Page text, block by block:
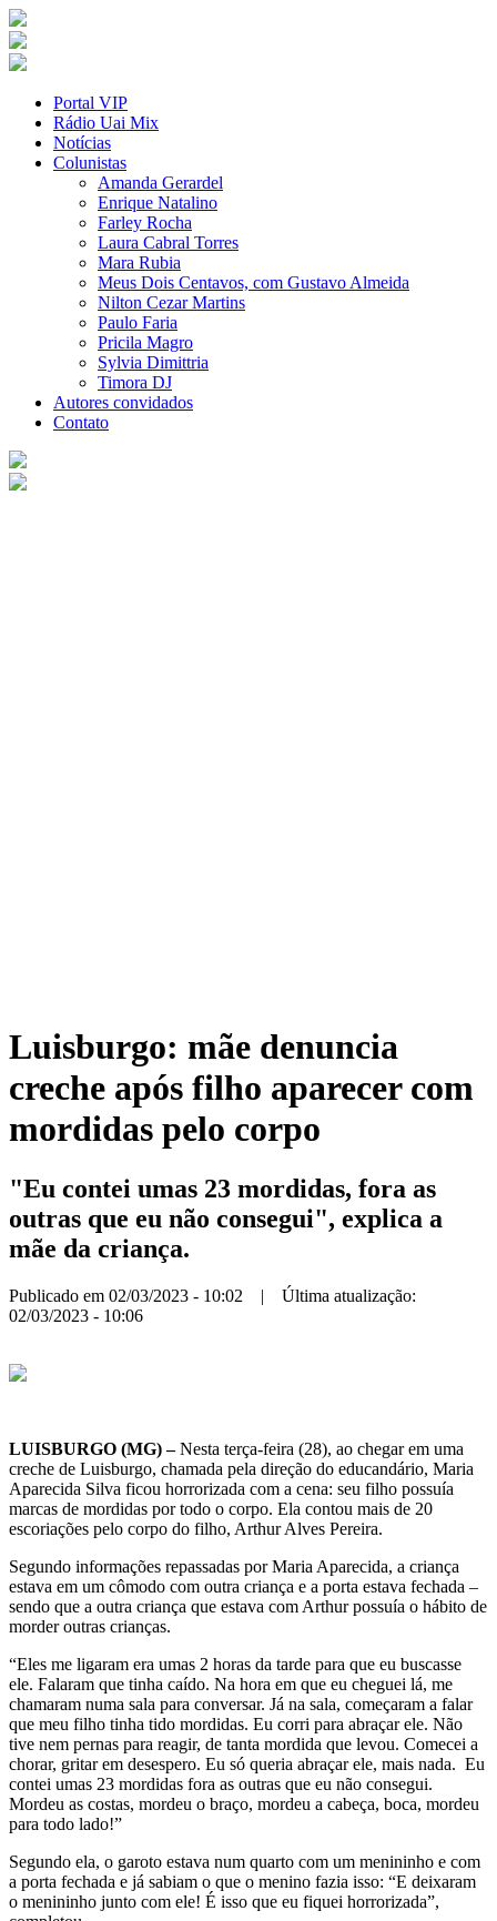
Portal VIP
Rádio Uai Mix
Notícias
Colunistas
Amanda Gerardel
Enrique Natalino
Farley Rocha
Laura Cabral Torres
Mara Rubia
Meus Dois Centavos, com Gustavo Almeida
Nilton Cezar Martins
Paulo Faria
Pricila Magro
Sylvia Dimittria
Timora DJ
Autores convidados
Contato
Luisburgo: mãe denuncia
creche após filho aparecer com
mordidas pelo corpo
"Eu contei umas 23 mordidas, fora as
outras que eu não consegui", explica a
mãe da criança.
Publicado em 02/03/2023 - 10:02 | Última atualização:
02/03/2023 - 10:06
LUISBURGO (MG) –Nesta terça-feira (28), ao chegar em uma
creche de Luisburgo, chamada pela direção do educandário, Maria
Aparecida Silva ficou horrorizada com a cena: seu filho possuía
marcas de mordidas por todo o corpo. Ela contou mais de 20
escoriações pelo corpo do filho, Arthur Alves Pereira.
Segundo informações repassadas por Maria Aparecida, a criança
estava em um cômodo com outra criança e a porta estava fechada –
sendo que a outra criança que estava com Arthur possuía o hábito de
morder outras crianças.
“Eles me ligaram era umas 2 horas da tarde para que eu buscasse
ele. Falaram que tinha caído. Na hora em que eu cheguei lá, me
chamaram numa sala para conversar. Já na sala, começaram a falar
que meu filho tinha tido mordidas. Eu corri para abraçar ele. Não
tive nem pernas para reagir, de tanta mordida que levou. Comecei a
chorar, gritar em desespero. Eu só queria abraçar ele, mais nada. Eu
contei umas 23 mordidas fora as outras que eu não consegui.
Mordeu as costas, mordeu o braço, mordeu a cabeça, boca, mordeu
para todo lado!”
Segundo ela, o garoto estava num quarto com um menininho e com
a porta fechada e já sabiam o que o menino fazia isso: “E deixaram
o menininho junto com ele! É isso que eu fiquei horrorizada”,